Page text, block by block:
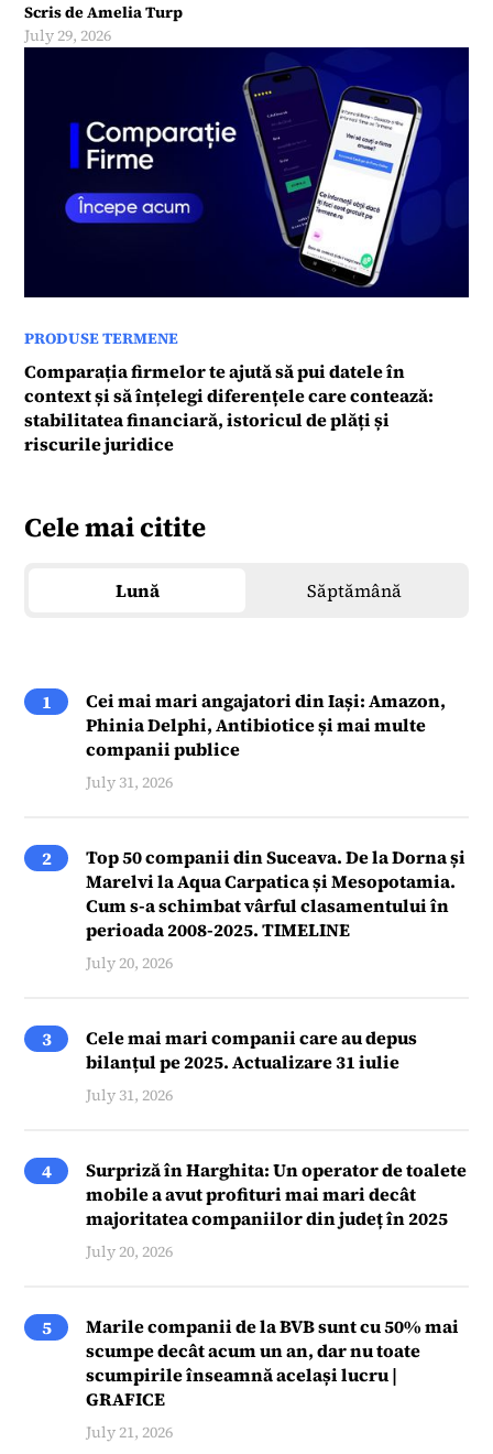
Scris deAmelia Turp
July 29, 2026
PRODUSE TERMENE
Comparația firmelor te ajută să pui datele în
context și să înțelegi diferențele care contează:
stabilitatea financiară, istoricul de plăți și
riscurile juridice
Cele mai citite
Lună Săptămână
1
Cei mai mari angajatori din Iași: Amazon,
Phinia Delphi, Antibiotice și mai multe
companii publice
July 31, 2026
2
Top 50 companii din Suceava. De la Dorna și
Marelvi la Aqua Carpatica și Mesopotamia.
Cum s-a schimbat vârful clasamentului în
perioada 2008-2025. TIMELINE
July 20, 2026
3
Cele mai mari companii care au depus
bilanțul pe 2025. Actualizare 31 iulie
July 31, 2026
4
Surpriză în Harghita: Un operator de toalete
mobile a avut profituri mai mari decât
majoritatea companiilor din județ în 2025
July 20, 2026
5
Marile companii de la BVB sunt cu 50% mai
scumpe decât acum un an, dar nu toate
scumpirile înseamnă același lucru |
GRAFICE
July 21, 2026